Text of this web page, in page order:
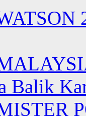
Balik